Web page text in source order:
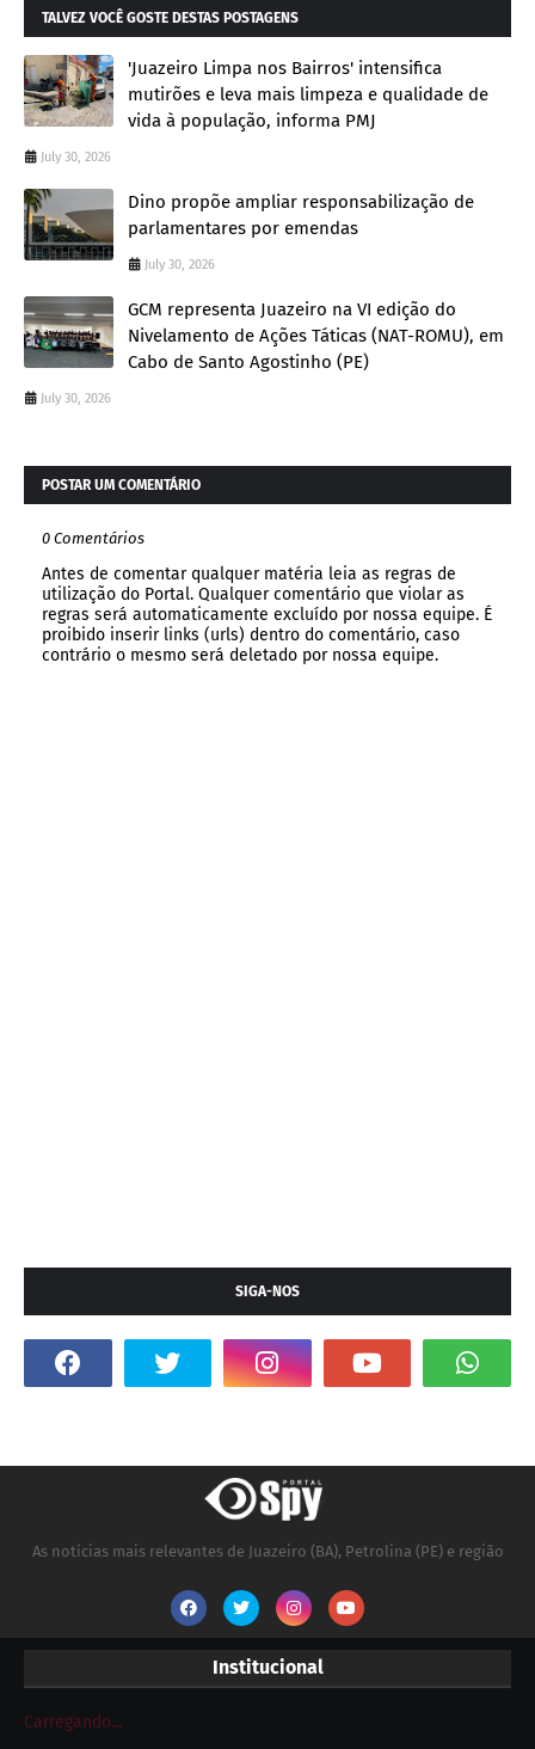
TALVEZ VOCÊ GOSTE DESTAS POSTAGENS
'Juazeiro Limpa nos Bairros' intensifica
mutirões e leva mais limpeza e qualidade de
vida à população, informa PMJ
July 30, 2026
Dino propõe ampliar responsabilização de
parlamentares por emendas
July 30, 2026
GCM representa Juazeiro na VI edição do
Nivelamento de Ações Táticas (NAT-ROMU), em
Cabo de Santo Agostinho (PE)
July 30, 2026
POSTAR UM COMENTÁRIO
0 Comentários
Antes de comentar qualquer matéria leia as regras de
utilização do Portal. Qualquer comentário que violar as
regras será automaticamente excluído por nossa equipe. É
proibido inserir links (urls) dentro do comentário, caso
contrário o mesmo será deletado por nossa equipe.
SIGA-NOS
As notícias mais relevantes de Juazeiro (BA), Petrolina (PE) e região
Institucional
Carregando...